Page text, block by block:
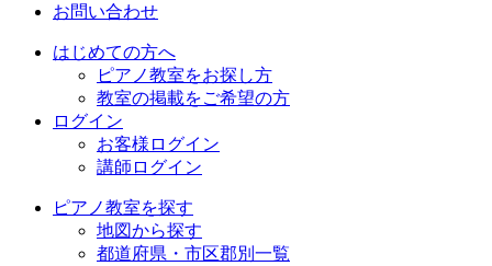
お問い合わせ
はじめての方へ
ピアノ教室をお探し方
教室の掲載をご希望の方
ログイン
お客様ログイン
講師ログイン
ピアノ教室を探す
地図から探す
都道府県・市区郡別一覧